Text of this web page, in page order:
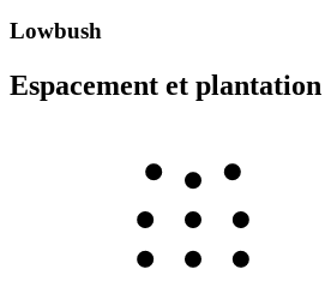
Lowbush
Espacement et plantation